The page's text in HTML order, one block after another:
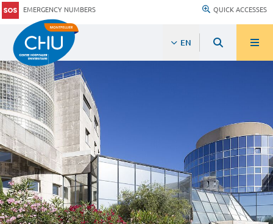
EMERGENCY NUMBERS QUICK ACCESSES
EN